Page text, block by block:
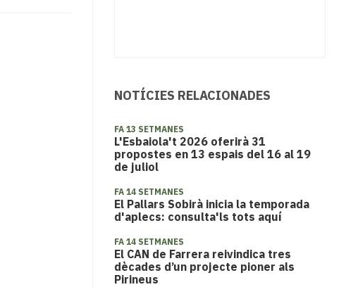
NOTÍCIES RELACIONADES
FA 13 SETMANES
L'Esbaiola't 2026 oferirà 31
propostes en 13 espais del 16 al 19
de juliol
FA 14 SETMANES
​El Pallars Sobirà inicia la temporada
d'aplecs: consulta'ls tots aquí
FA 14 SETMANES
El CAN de Farrera reivindica tres
dècades d’un projecte pioner als
Pirineus